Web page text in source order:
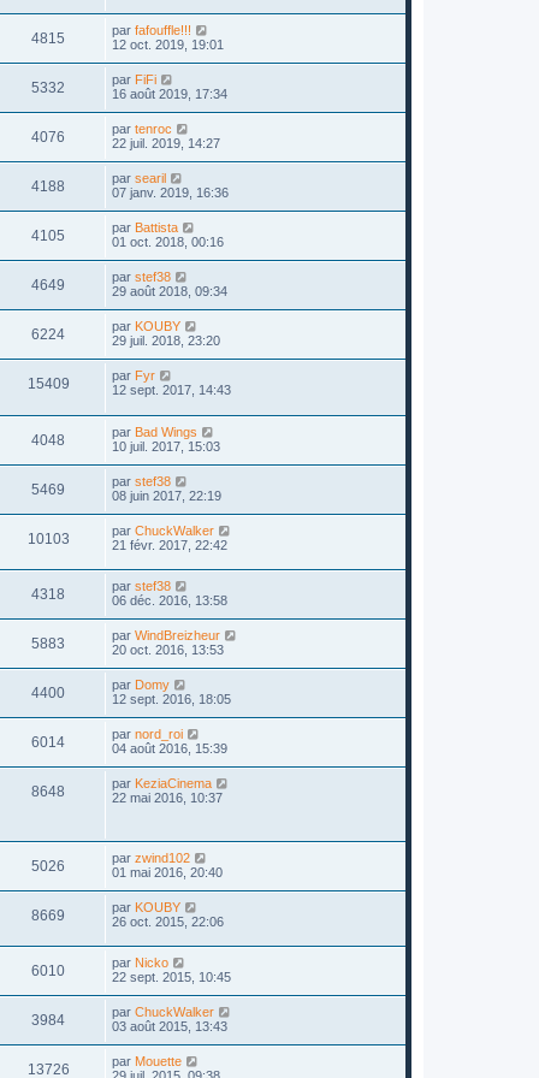
4815 par fafouffle!!!
12 oct. 2019, 19:01
5332 par FiFi
16 août 2019, 17:34
4076 par tenroc
22 juil. 2019, 14:27
4188 par searil
07 janv. 2019, 16:36
4105 par Battista
01 oct. 2018, 00:16
4649 par stef38
29 août 2018, 09:34
6224 par KOUBY
29 juil. 2018, 23:20
15409 par Fyr
12 sept. 2017, 14:43
4048 par Bad Wings
10 juil. 2017, 15:03
5469 par stef38
08 juin 2017, 22:19
10103 par ChuckWalker
21 févr. 2017, 22:42
4318 par stef38
06 déc. 2016, 13:58
5883 par WindBreizheur
20 oct. 2016, 13:53
4400 par Domy
12 sept. 2016, 18:05
6014 par nord_roi
04 août 2016, 15:39
8648 par KeziaCinema
22 mai 2016, 10:37
5026 par zwind102
01 mai 2016, 20:40
8669 par KOUBY
26 oct. 2015, 22:06
6010 par Nicko
22 sept. 2015, 10:45
3984 par ChuckWalker
03 août 2015, 13:43
13726 par Mouette